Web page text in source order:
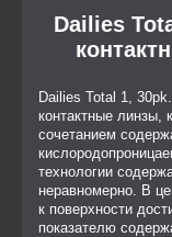
Dailies
Dailies Total 1,
контактные линзы,
сочетанием
технологии
неравномерно. В
к поверхности
показателю